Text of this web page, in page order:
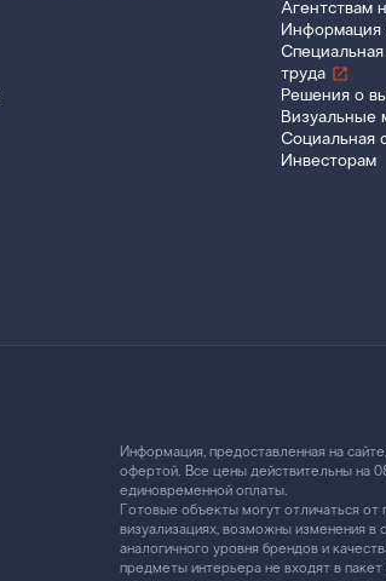
Агентствам
Информация
труда
Решения о
Визуальные
Социальная
Инвесторам
Информация, предоставленная на
офертой. Все цены действительны на
единовременной оплаты.
Готовые объекты могут отличаться от
визуализациях, возможны изменения в
аналогичного уровня брендов и
предметы интерьера не входят в пакет